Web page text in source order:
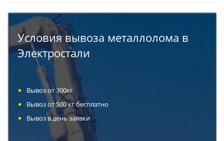
Условия вывоза металлолома в
Электростали
Вывоз от 300кг
Вывоз от 500 кг бесплатно
Вывоз в день заявки